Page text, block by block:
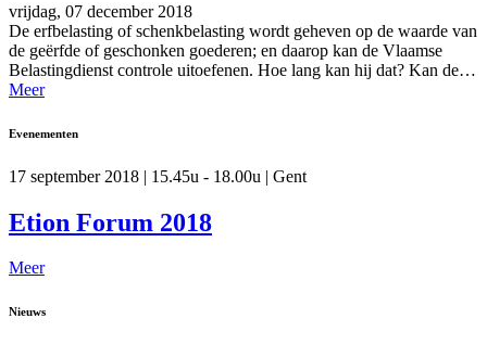
vrijdag, 07 december 2018
De erfbelasting of schenkbelasting wordt geheven op de waarde van
de geërfde of geschonken goederen; en daarop kan de Vlaamse
Belastingdienst controle uitoefenen. Hoe lang kan hij dat? Kan de…
Meer
Evenementen
17 september 2018 | 15.45u - 18.00u | Gent
Etion Forum 2018
Meer
Nieuws